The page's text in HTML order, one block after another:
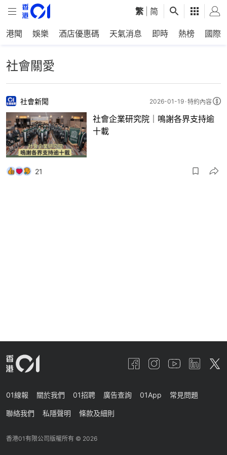
繁 简
港聞 娛樂 酒店優惠碼 天氣消息 即時 熱榜 國際
社會關愛
社會新聞 2026-01-19 特約內容
社會企業研究院｜鳴謝各界支持逾
十載
21
01線報 關於我們 01招聘 廣告查詢 01App 常見問題
聯絡我們 私隱聲明 條款及細則
香港01有限公司版權所有 © 2026